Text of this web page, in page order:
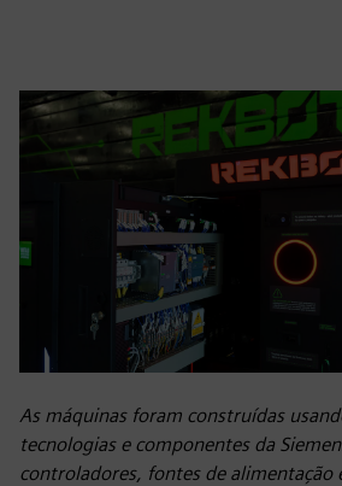
As máquinas foram construídas
tecnologias e componentes da
controladores, fontes de alimentação